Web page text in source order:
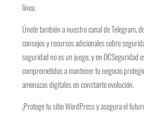
línea.
Únete también a nuestro canal de Telegram,
consejos y recursos adicionales sobre
seguridad no es un juego, y en DCSeguridad
comprometidos a mantener tu negocio
amenazas digitales en constante evolución.
¡Protege tu sitio WordPress y asegura el